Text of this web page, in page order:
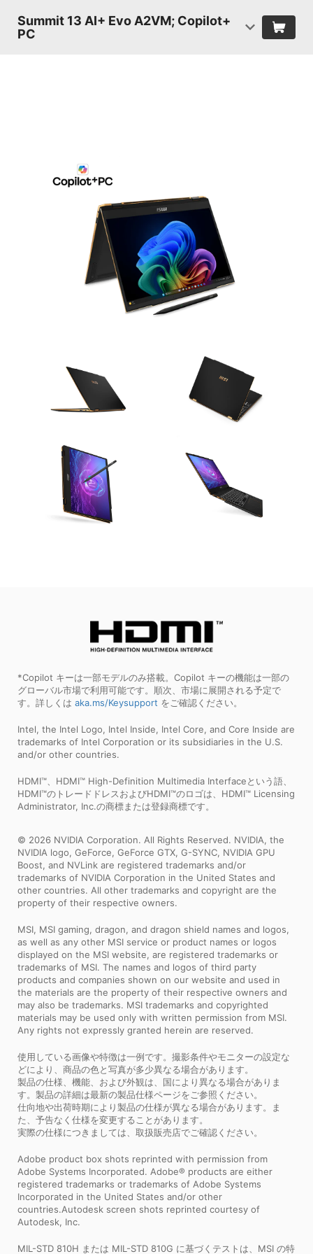
Summit 13 AI+ Evo A2VM; Copilot+
PC
*Copilot キーは一部モデルのみ搭載。Copilot キーの機能は一部の
グローバル市場で利用可能です。順次、市場に展開される予定で
す。詳しくは aka.ms/Keysupport をご確認ください。
Intel, the Intel Logo, Intel Inside, Intel Core, and Core Inside are
trademarks of Intel Corporation or its subsidiaries in the U.S.
and/or other countries.
HDMI™、HDMI™ High-Definition Multimedia Interfaceという語、
HDMI™のトレードドレスおよびHDMI™のロゴは、HDMI™ Licensing
Administrator, Inc.の商標または登録商標です。
© 2026 NVIDIA Corporation. All Rights Reserved. NVIDIA, the
NVIDIA logo, GeForce, GeForce GTX, G-SYNC, NVIDIA GPU
Boost, and NVLink are registered trademarks and/or
trademarks of NVIDIA Corporation in the United States and
other countries. All other trademarks and copyright are the
property of their respective owners.
MSI, MSI gaming, dragon, and dragon shield names and logos,
as well as any other MSI service or product names or logos
displayed on the MSI website, are registered trademarks or
trademarks of MSI. The names and logos of third party
products and companies shown on our website and used in
the materials are the property of their respective owners and
may also be trademarks. MSI trademarks and copyrighted
materials may be used only with written permission from MSI.
Any rights not expressly granted herein are reserved.
使用している画像や特徴は一例です。撮影条件やモニターの設定な
どにより、商品の色と写真が多少異なる場合があります。
製品の仕様、機能、および外観は、国により異なる場合がありま
す。製品の詳細は最新の製品仕様ページをご参照ください。
仕向地や出荷時期により製品の仕様が異なる場合があります。ま
た、予告なく仕様を変更することがあります。
実際の仕様につきましては、取扱販売店でご確認ください。
Adobe product box shots reprinted with permission from
Adobe Systems Incorporated. Adobe® products are either
registered trademarks or trademarks of Adobe Systems
Incorporated in the United States and/or other
countries.Autodesk screen shots reprinted courtesy of
Autodesk, Inc.
MIL-STD 810H または MIL-STD 810G に基づくテストは、MSI の特